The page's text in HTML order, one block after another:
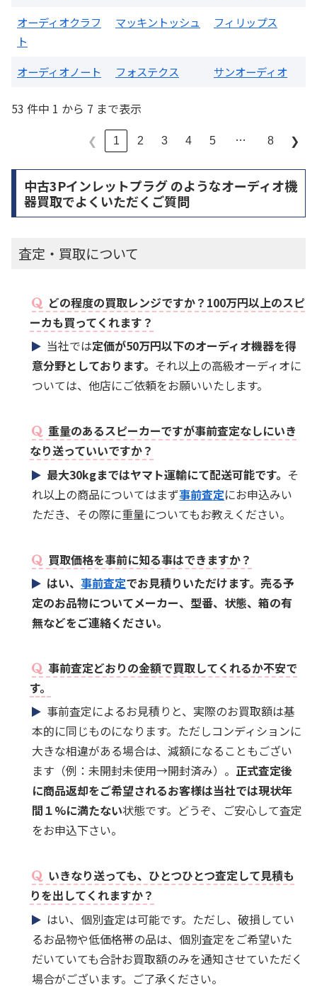
オーディオクラフ
ト
マッキントッシュ フィリップス
オーディオノート フォステクス サンオーディオ
53 件中 1 から 7 まで表示
❮ 1 2 3 4 5 … 8 ❯
中古3Pインレットプラグ のようなオーディオ機
器買取でよくいただくご質問
査定・買取について
どの程度の買取レンジですか？100万円以上のスピ
ーカも買ってくれます？
当社では定価が50万円以下のオーディオ機器を得
意分野としております。 それ以上の高級オーディオに
ついては、他店にご依頼をお願いいたします。
重量のあるスピーカーですが事前査定なしにいき
なり送っていいですか？
最大30kgまではヤマト運輸にて配送可能です。 そ
れ以上の商品についてはまず事前査定にお申込みい
ただき、その際に重量についてもお教えください。
買取価格を事前に知る事はできますか？
はい、事前査定でお見積りいただけます。売る予
定のお品物についてメーカー、型番、状態、箱の有
無などをご連絡ください。
事前査定どおりの金額で買取してくれるか不安で
す。
事前査定によるお見積りと、実際のお買取額は基
本的に同じものになります。ただしコンディションに
大きな相違がある場合は、減額になることもござい
ます（例：未開封未使用→開封済み）。 正式査定後
に商品返却をご希望されるお客様は当社では現状年
間１%に満たない状態です。どうぞ、ご安心して査定
をお申込下さい。
いきなり送っても、ひとつひとつ査定して見積も
りを出してくれますか？
はい、個別査定は可能です。ただし、破損してい
るお品物や低価格帯の品は、個別査定をご希望いた
だいていても合計お買取額のみを通知させていただく
場合がございます。ご了承ください。